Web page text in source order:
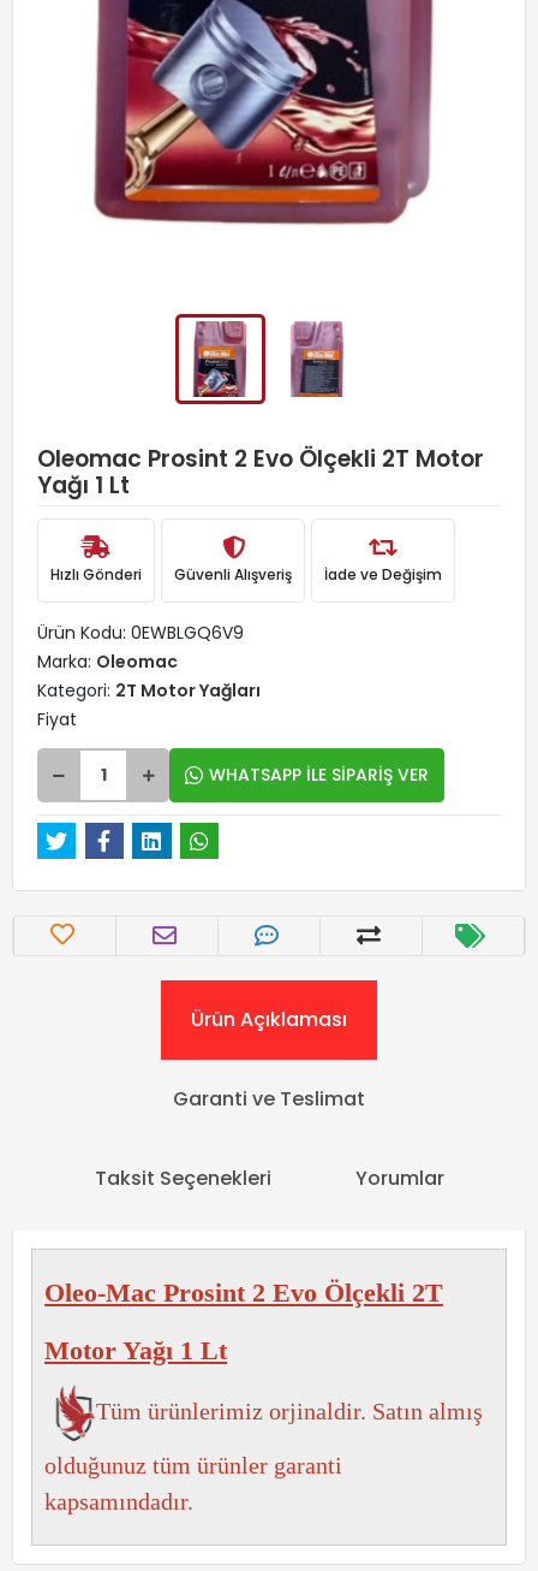
Oleomac Prosint 2 Evo Ölçekli 2T Motor
Yağı 1 Lt
Hızlı Gönderi Güvenli Alışveriş İade ve Değişim
Ürün Kodu: 0EWBLGQ6V9
Marka: Oleomac
Kategori: 2T Motor Yağları
Fiyat
WHATSAPP İLE SİPARİŞ VER
Ürün Açıklaması
Garanti ve Teslimat
Taksit Seçenekleri Yorumlar
Oleo-Mac Prosint 2 Evo Ölçekli 2T
Motor Yağı 1 Lt
Tüm ürünlerimiz orjinaldir. Satın almış
olduğunuz tüm ürünler garanti
kapsamındadır.